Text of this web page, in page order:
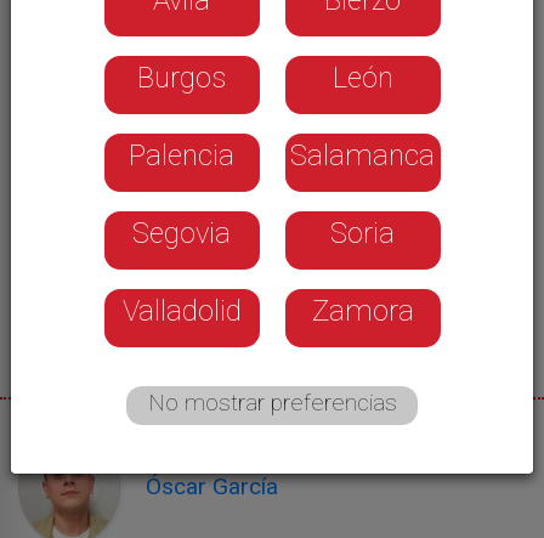
Óscar García
Burgos León
Palencia Salamanca
Segovia Soria
Valladolid Zamora
No mostrar preferencias